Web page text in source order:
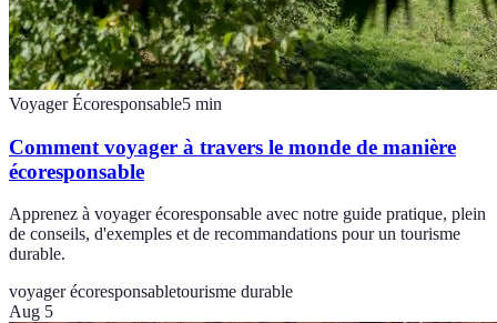
Voyager Écoresponsable5 min
Comment voyager à travers le monde de manière
écoresponsable
Apprenez à voyager écoresponsable avec notre guide pratique, plein
de conseils, d'exemples et de recommandations pour un tourisme
durable.
voyager écoresponsabletourisme durable
Aug 5